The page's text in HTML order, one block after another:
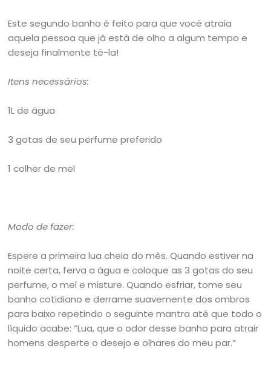
Este segundo banho é feito para que você atraia
aquela pessoa que já está de olho a algum tempo e
deseja finalmente tê-la!
Itens necessários:
1L de água
3 gotas de seu perfume preferido
1 colher de mel
Modo de fazer:
Espere a primeira lua cheia do mês. Quando estiver na
noite certa, ferva a água e coloque as 3 gotas do seu
perfume, o mel e misture. Quando esfriar, tome seu
banho cotidiano e derrame suavemente dos ombros
para baixo repetindo o seguinte mantra até que todo o
líquido acabe: “Lua, que o odor desse banho para atrair
homens desperte o desejo e olhares do meu par.”